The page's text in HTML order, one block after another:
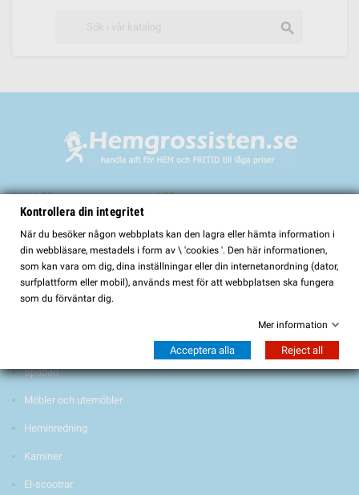
search
Välkommen till
HemGrossisten.se
HemGrossisten.se har sedan 2017 erbjudit kvalitetsprodukter för hem och
trädgård till kunder över hela Sverige. Hos oss hittar du ett noggrant utvalt
sortiment med fokus på kvalitet, funktion och lång hållbarhet.
Spabad
Möbler och utemöbler
Heminredning
Kaminer
El-scootrar
Kontrollera din integritet
När du besöker någon webbplats kan den lagra eller hämta information i
din webbläsare, mestadels i form av \ 'cookies '. Den här informationen,
som kan vara om dig, dina inställningar eller din internetanordning (dator,
surfplattform eller mobil), används mest för att webbplatsen ska fungera
som du förväntar dig.
Mer information
Acceptera alla Reject all